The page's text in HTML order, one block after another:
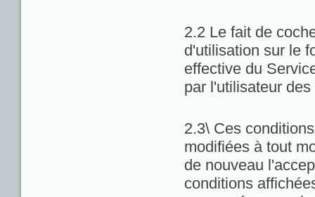
2.2 Le fait de
d'utilisation sur le
effective du
par l'utilisateur
2.3\ Ces
modifiées à tout
de nouveau
conditions